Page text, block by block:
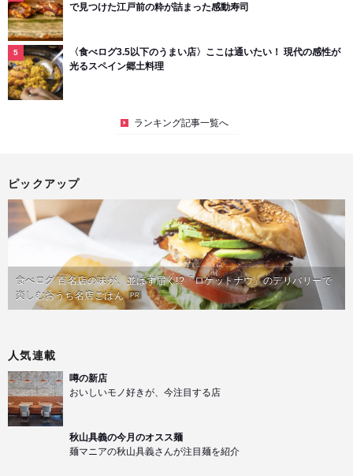
で見つけた江戸前の粋が詰まった感動寿司
〈食べログ3.5以下のうまい店〉ここは通いたい！ 現代の感性が
光るスペイン郷土料理
ランキング記事一覧へ
ピックアップ
食べログ 百名店の味が、並ばず届く!?「ロケットナウ」のデリバリーで
楽しむおうち名店ごはん PR
人気連載
噂の新店
おいしいモノ好きが、今注目する店
秋山具義の今月のオスス麺
麺マニアの秋山具義さんが注目麺を紹介